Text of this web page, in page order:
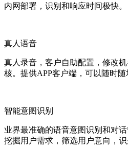
内网部署，识别和响应时间极快。
真人语音
真人录音，客户自助配置，修改
核。提供APP客户端，可以随时随
智能意图识别
业界最准确的语音意图识别和对
挖掘用户需求，筛选用户意向，识